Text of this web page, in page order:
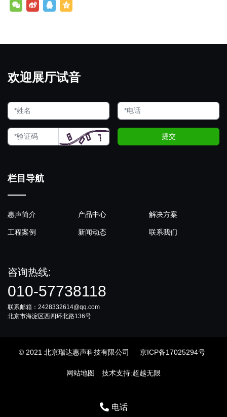
欢迎展厅试音
提交
栏目导航
惠声简介 产品中心 解决方案
工程案例 新闻动态 联系我们
咨询热线:
010-57738118
联系邮箱：2428332614@qq.com
北京市海淀区西四环北路136号
© 2021 北京瑞达惠声科技有限公司 京ICP备17025294号
网站地图 技术支持:超越无限
电话